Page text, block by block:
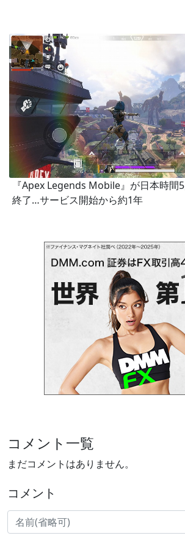
『Apex Legends Mobile』が日本時間
終了…サービス開始から約1年
コメント一覧
まだコメントはありません。
コメント